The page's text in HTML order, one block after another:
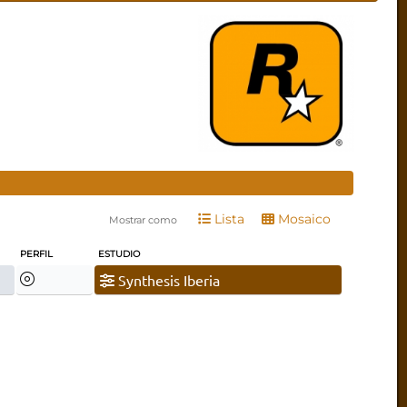
Mostrar como Lista Mosaico
PERFIL ESTUDIO
Synthesis Iberia